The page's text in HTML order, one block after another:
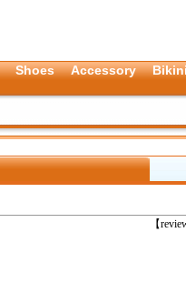
Shoes Accessory
【
上一张